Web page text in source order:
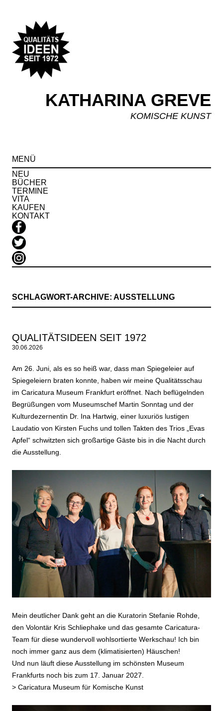
KATHARINA GREVE
KOMISCHE KUNST
MENÜ
NEU
BÜCHER
TERMINE
VITA
KAUFEN
KONTAKT
SCHLAGWORT-ARCHIVE: AUSSTELLUNG
QUALITÄTSIDEEN SEIT 1972
30.06.2026
Am 26. Juni, als es so heiß war, dass man Spiegeleier auf
Spiegeleiern braten konnte, haben wir meine Qualitätsschau
im Caricatura Museum Frankfurt eröffnet. Nach beflügelnden
Begrüßungen vom Museumschef Martin Sonntag und der
Kulturdezernentin Dr. Ina Hartwig, einer luxuriös lustigen
Laudatio von Kirsten Fuchs und tollen Takten des Trios „Evas
Apfel“ schwitzten sich großartige Gäste bis in die Nacht durch
die Ausstellung.
Mein deutlicher Dank geht an die Kuratorin Stefanie Rohde,
den Volontär Kris Schliephake und das gesamte Caricatura-
Team für diese wundervoll wohlsortierte Werkschau! Ich bin
noch immer ganz aus dem (klimatisierten) Häuschen!
Und nun läuft diese Ausstellung im schönsten Museum
Frankfurts noch bis zum 17. Januar 2027.
> Caricatura Museum für Komische Kunst